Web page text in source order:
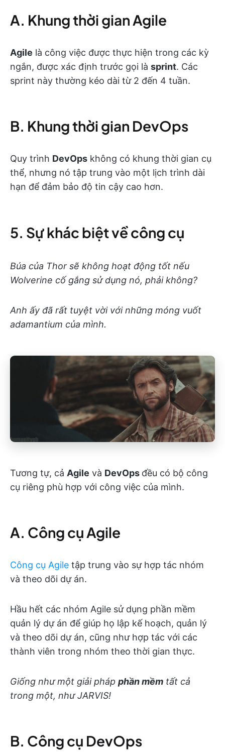
A. Khung thời gian Agile
Agile là công việc được thực hiện trong các kỳ
ngắn, được xác định trước gọi là sprint. Các
sprint này thường kéo dài từ 2 đến 4 tuần.
B. Khung thời gian DevOps
Quy trình DevOps không có khung thời gian cụ
thể, nhưng nó tập trung vào một lịch trình dài
hạn để đảm bảo độ tin cậy cao hơn.
5. Sự khác biệt về công cụ
Búa của Thor sẽ không hoạt động tốt nếu
Wolverine cố gắng sử dụng nó, phải không?
Anh ấy đã rất tuyệt vời với những móng vuốt
adamantium của mình.
Tương tự, cả Agile và DevOps đều có bộ công
cụ riêng phù hợp với công việc của mình.
A. Công cụ Agile
Công cụ Agile tập trung vào sự hợp tác nhóm
và theo dõi dự án.
Hầu hết các nhóm Agile sử dụng phần mềm
quản lý dự án để giúp họ lập kế hoạch, quản lý
và theo dõi dự án, cũng như hợp tác với các
thành viên trong nhóm theo thời gian thực.
Giống như một giải pháp phần mềm tất cả
trong một, như JARVIS!
B. Công cụ DevOps